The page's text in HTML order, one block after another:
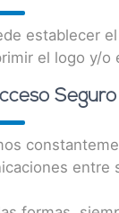
establecer
el logo y/o
Seguro
entre